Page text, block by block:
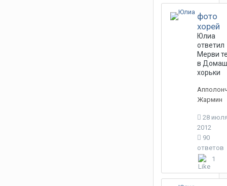
фото
хорей
Юлиа
ответил
Мерви
в
хорьки
Жармин
28
2012
90
ответов
1